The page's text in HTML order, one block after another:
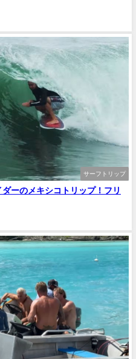
サーフトリップ
ーのメキシコトリップ！フリ